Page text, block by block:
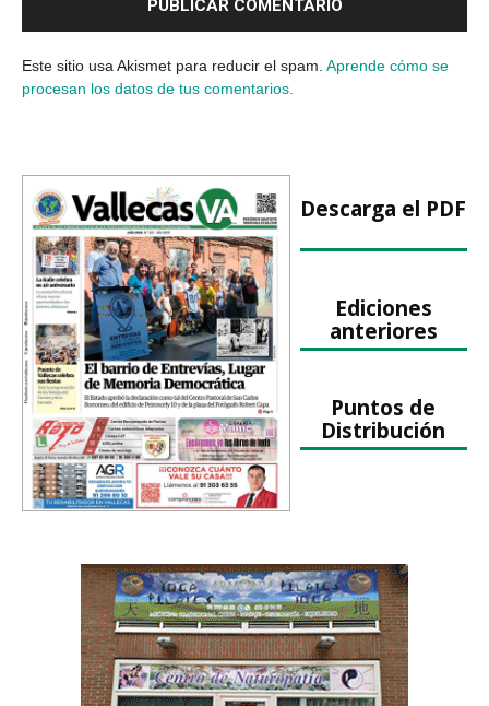
Este sitio usa Akismet para reducir el spam. Aprende cómo se
procesan los datos de tus comentarios.
Descarga el PDF
Ediciones
anteriores
Puntos de
Distribución